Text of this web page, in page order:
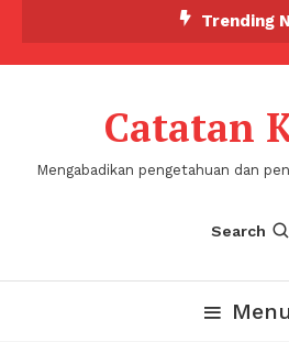
Trending
Catatan
Mengabadikan pengetahuan dan
Search